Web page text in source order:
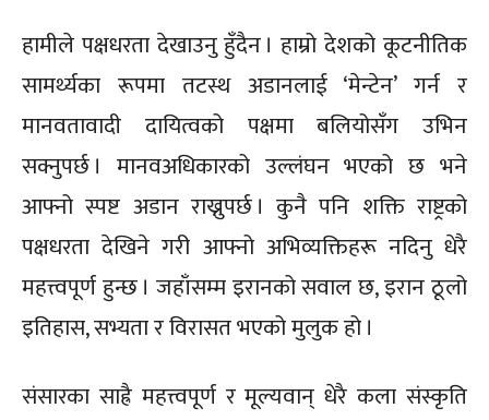
हामीले पक्षधरता देखाउनु हुँदैन । हाम्रो देशको कूटनीतिक
सामर्थ्यका रूपमा तटस्थ अडानलाई ‘मेन्टेन’ गर्न र
मानवतावादी दायित्वको पक्षमा बलियोसँग उभिन
सक्नुपर्छ । मानवअधिकारको उल्लंघन भएको छ भने
आफ्नो स्पष्ट अडान राख्नुपर्छ । कुनै पनि शक्ति राष्ट्रको
पक्षधरता देखिने गरी आफ्नो अभिव्यक्तिहरू नदिनु धेरै
महत्त्वपूर्ण हुन्छ । जहाँसम्म इरानको सवाल छ, इरान ठूलो
इतिहास, सभ्यता र विरासत भएको मुलुक हो ।
संसारका साह्रै महत्त्वपूर्ण र मूल्यवान् धेरै कला संस्कृति